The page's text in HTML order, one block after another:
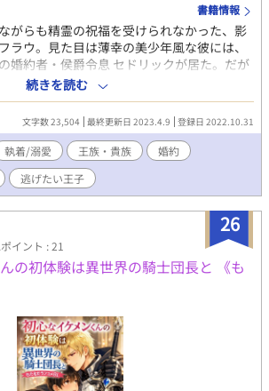
書籍情報
がらも精霊の祝福を受けられなかった、影
ラウ。見た目は薄幸の美少年風な彼には、
婚約者・侯爵令息 セドリックが居た。だが
あるシンがフラウに一目惚れした事で、セ
紙に戻し、国家間の同盟の為に新たな婚約
いう流れに…。 今まで不仲だったのに何故
リックと、略奪する気満々のシンに嫌気が
宮に閉じこもってしまう。 そんな時、遅れ
精霊の祝福が授けられる。その力がまあま
んだフラウは、それが誰にも知られぬ内に
『お嫁さんを探す旅にでます。さがさない
書き置きを残して。 立場ゆえに人生を諦め
っぱり可愛い女性と結婚したい家出王子フ
約解消に納得出来ず行方を探すツンデレ元
ラウを捕まえて早く結婚したい現婚約者。
続きを読む
文字数 23,504 最終更新日 2023.4.9 登録日 2022.10.31
執着/溺愛 王族・貴族
婚約
逃げたい王子
26
イント : 21
の初体験は異世界の騎士団長と 《も